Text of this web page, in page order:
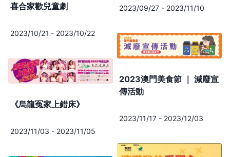
喜合家歡兒童劇
2023/10/21 - 2023/10/22
《烏龍冤家上錯床》
2023/11/03 - 2023/11/05
2023/09/27 - 2023/11/10
2023澳門美食節 ｜ 減廢宣
傳活動
2023/11/17 - 2023/12/03